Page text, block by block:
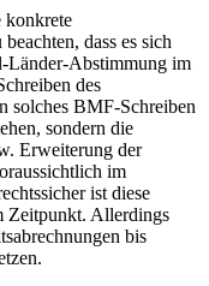
konkrete
dass es sich
Länder-Abstimmung im
des
solches BMF-Schreiben
sondern die
Erweiterung der
im
ist diese
Zeitpunkt. Allerdings
bis